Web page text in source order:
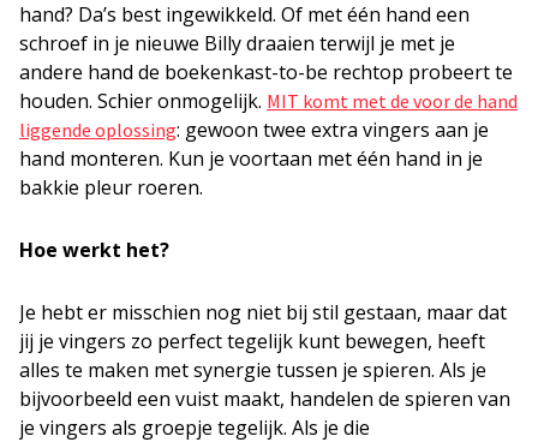
hand? Da’s best ingewikkeld. Of met één hand een
schroef in je nieuwe Billy draaien terwijl je met je
andere hand de boekenkast-to-be rechtop probeert te
houden. Schier onmogelijk. MIT komt met de voor de hand
liggende oplossing: gewoon twee extra vingers aan je
hand monteren. Kun je voortaan met één hand in je
bakkie pleur roeren.
Hoe werkt het?
Je hebt er misschien nog niet bij stil gestaan, maar dat
jij je vingers zo perfect tegelijk kunt bewegen, heeft
alles te maken met synergie tussen je spieren. Als je
bijvoorbeeld een vuist maakt, handelen de spieren van
je vingers als groepje tegelijk. Als je die